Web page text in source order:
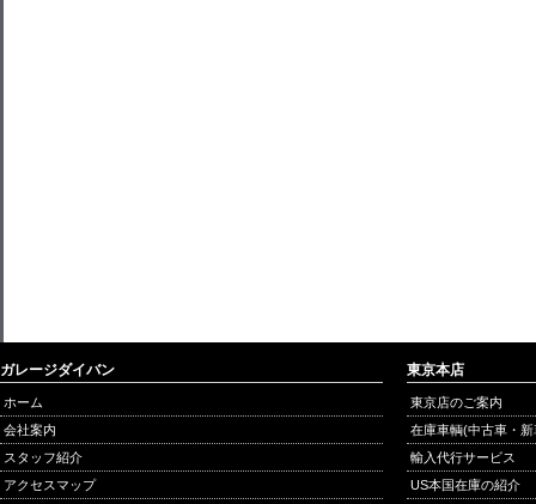
ガレージダイバン
ホーム
会社案内
スタッフ紹介
アクセスマップ
東京本店
東京店のご案内
在庫車輌(中古車・
輸入代行サービス
US本国在庫の紹介